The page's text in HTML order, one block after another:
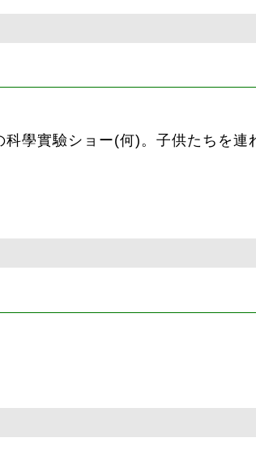
學實驗ショー(何)。子供たちを連